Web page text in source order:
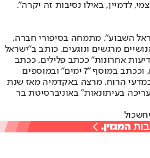
לדמיין, באילו נסיבות זה יקרה".
השבוע". מתמחה בסיפורי חברה,
מרגשים ונוגעים. כותב ב"ישראל
כיהן ב"ידיעות אחרונות" ככתב פלילים, ככתב
באזור חיפה וחדרה במשך 15 שנים, וככתב במוסף "7 ימים" ובמוספים
במדעי הרוח. מרצה באקדמיה מאז שנת
בעיתונאות" באוניברסיטת בר
שכול